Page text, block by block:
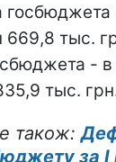
тыс.
-
тыс.
також:
за I